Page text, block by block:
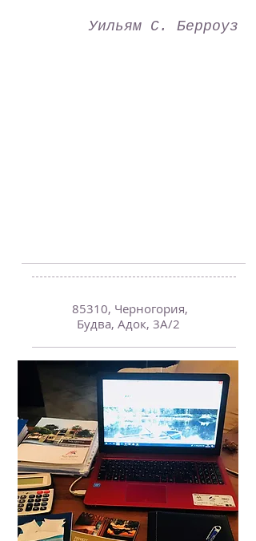
Уильям С. Берроуз
85310, Черногория,
Будва, Адок, 3А/2